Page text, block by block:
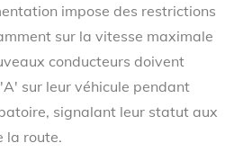
impose des restrictions
sur la vitesse maximale
conducteurs doivent
sur leur véhicule pendant
signalant leur statut aux
la route.